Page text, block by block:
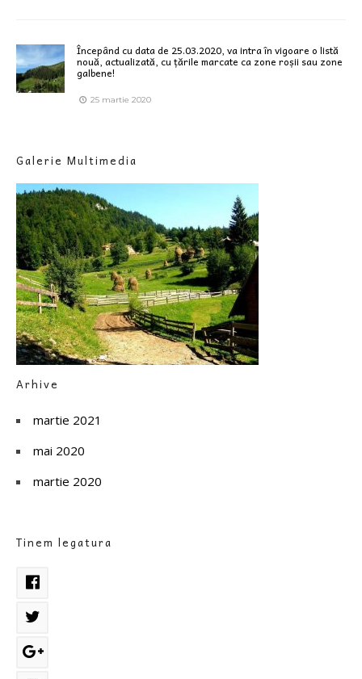
Începând cu data de 25.03.2020, va intra în vigoare o listă
nouă, actualizată, cu țările marcate ca zone roșii sau zone
galbene!
25 martie 2020
Galerie Multimedia
Arhive
martie 2021
mai 2020
martie 2020
Tinem legatura